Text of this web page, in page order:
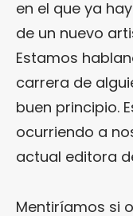
en el que ya
de un nuevo
Estamos
carrera de
buen principio.
ocurriendo a
actual editora
Mentiríamos si